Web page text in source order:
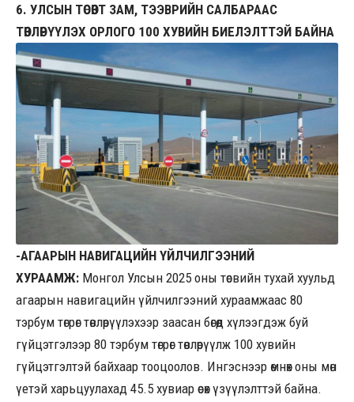
6. УЛСЫН ТӨСӨВТ ЗАМ, ТЭЭВРИЙН САЛБАРААС
ТӨВЛӨРҮҮЛЭХ ОРЛОГО 100 ХУВИЙН БИЕЛЭЛТТЭЙ БАЙНА
-АГААРЫН НАВИГАЦИЙН ҮЙЛЧИЛГЭЭНИЙ
ХУРААМЖ: Монгол Улсын 2025 оны төсвийн тухай хуульд
агаарын навигацийн үйлчилгээний хураамжаас 80
тэрбум төгрөг төвлөрүүлэхээр заасан бөгөөд хүлээгдэж буй
гүйцэтгэлээр 80 тэрбум төгрөг төвлөрүүлж 100 хувийн
гүйцэтгэлтэй байхаар тооцоолов. Ингэснээр өмнөх оны мөн
үетэй харьцуулахад 45.5 хувиар өсөх үзүүлэлттэй байна.